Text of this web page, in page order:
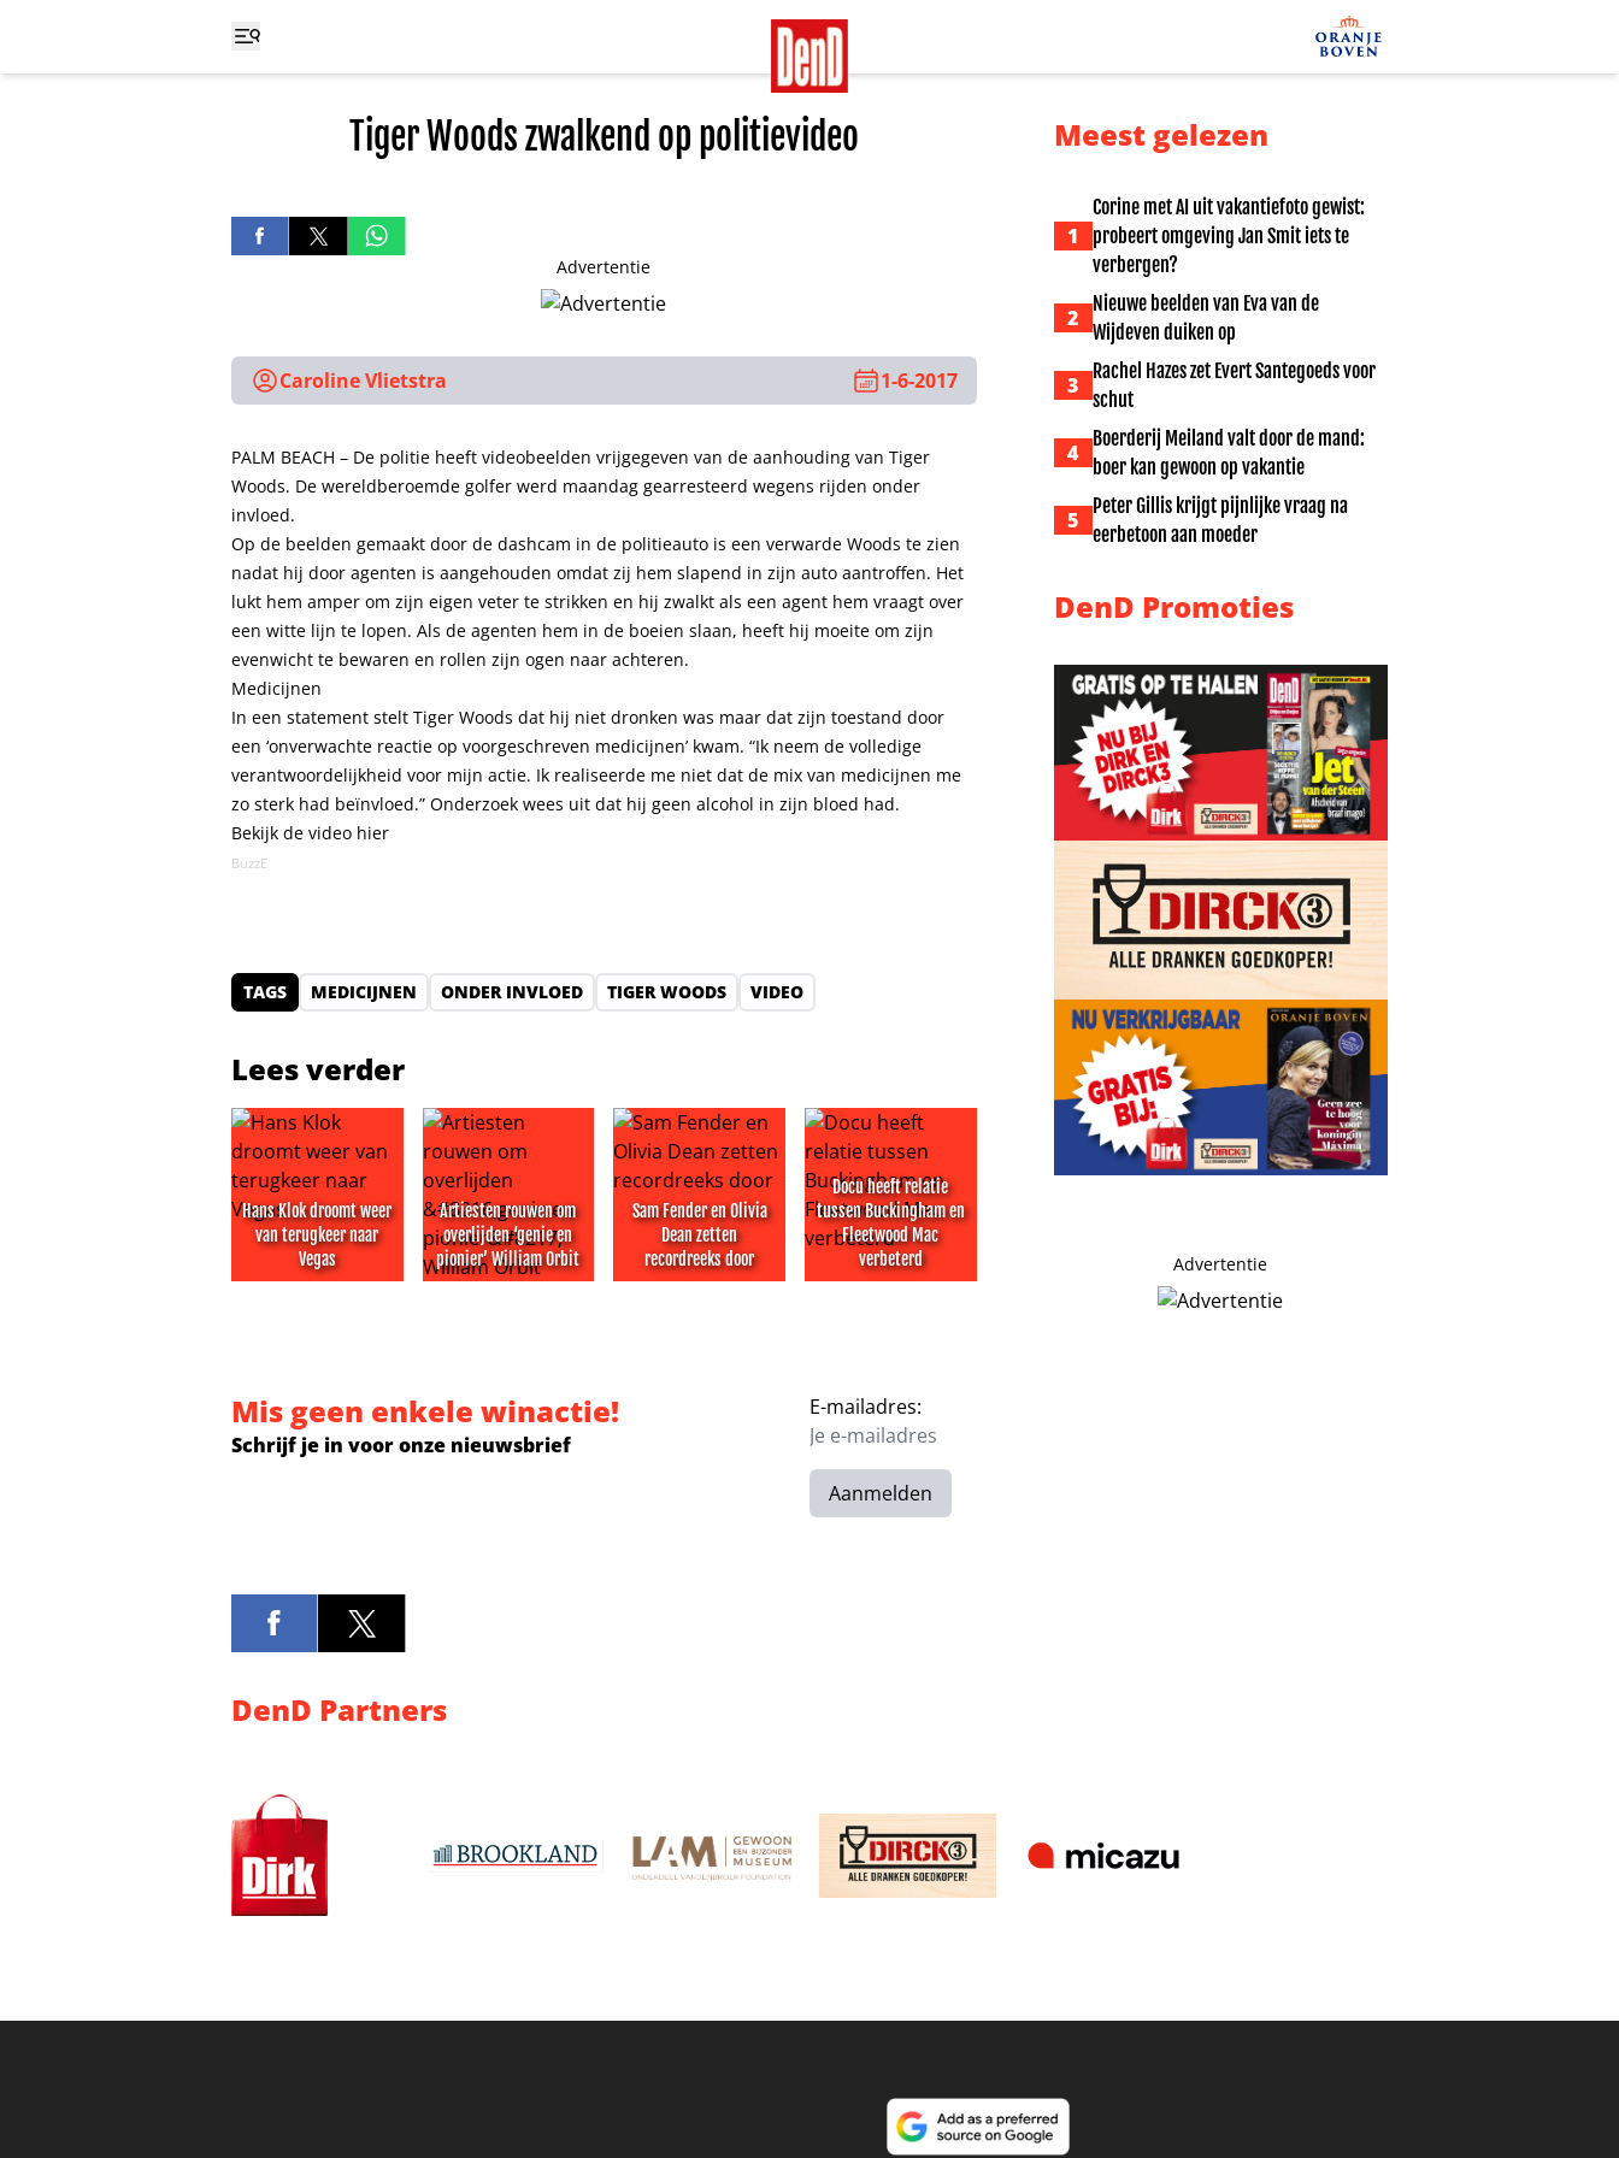
Tiger Woods zwalkend op politievideo
Advertentie
Caroline Vlietstra 1-6-2017
PALM BEACH – De politie heeft videobeelden vrijgegeven van de aanhouding van Tiger
Woods. De wereldberoemde golfer werd maandag gearresteerd wegens rijden onder
invloed.
Op de beelden gemaakt door de dashcam in de politieauto is een verwarde Woods te zien
nadat hij door agenten is aangehouden omdat zij hem slapend in zijn auto aantroffen. Het
lukt hem amper om zijn eigen veter te strikken en hij zwalkt als een agent hem vraagt over
een witte lijn te lopen. Als de agenten hem in de boeien slaan, heeft hij moeite om zijn
evenwicht te bewaren en rollen zijn ogen naar achteren.
Medicijnen
In een statement stelt Tiger Woods dat hij niet dronken was maar dat zijn toestand door
een ‘onverwachte reactie op voorgeschreven medicijnen’ kwam. “Ik neem de volledige
verantwoordelijkheid voor mijn actie. Ik realiseerde me niet dat de mix van medicijnen me
zo sterk had beïnvloed.” Onderzoek wees uit dat hij geen alcohol in zijn bloed had.
Bekijk de video hier
BuzzE
TAGS MEDICIJNEN ONDER INVLOED TIGER WOODS VIDEO
Lees verder
Hans Klok droomt weer
van terugkeer naar
Vegas
Artiesten rouwen om
overlijden ‘genie en
pionier’ William Orbit
Sam Fender en Olivia
Dean zetten
recordreeks door
Docu heeft relatie
tussen Buckingham en
Fleetwood Mac
verbeterd
Docu heeft relatie tussen Buckingham en Fleetwood Mac verbeterd
Meest gelezen
1
Corine met AI uit vakantiefoto gewist:
probeert omgeving Jan Smit iets te
verbergen?
2
Nieuwe beelden van Eva van de
Wijdeven duiken op
3
Rachel Hazes zet Evert Santegoeds voor
schut
4
Boerderij Meiland valt door de mand:
boer kan gewoon op vakantie
5
Peter Gillis krijgt pijnlijke vraag na
eerbetoon aan moeder
DenD Promoties
Advertentie
Mis geen enkele winactie!
Schrijf je in voor onze nieuwsbrief
E-mailadres:
Aanmelden
DenD Partners